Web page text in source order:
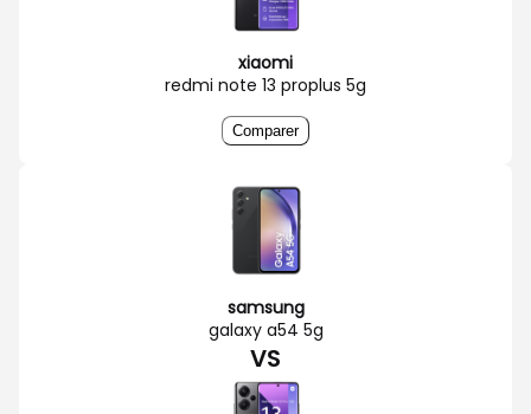
xiaomi
redmi note 13 proplus 5g
Comparer
samsung
galaxy a54 5g
VS